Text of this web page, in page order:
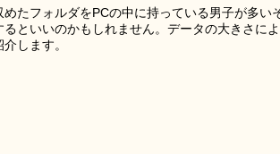
たフォルダをPCの中に持っている男子が多い
といいのかもしれません。データの大きさに
します。